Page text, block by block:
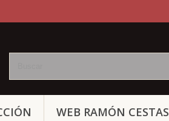
WEB RAMÓN CESTAS